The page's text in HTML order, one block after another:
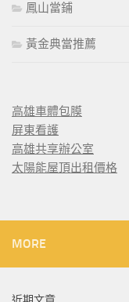
鳳山當鋪
黃金典當推薦
高雄車體包膜
屏東看護
高雄共享辦公室
太陽能屋頂出租價格
MORE